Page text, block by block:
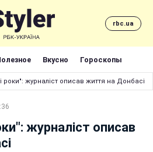
rbc.ua
Вкусно Гороскопы
роки": журналіст описав життя на Донбасі
журналіст описав